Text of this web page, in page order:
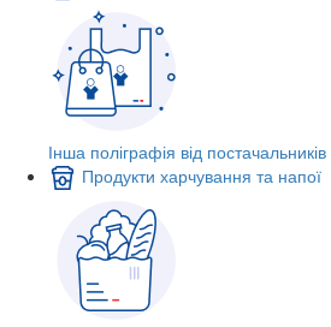
Інша поліграфія від постачальників
Продукти харчування та напої